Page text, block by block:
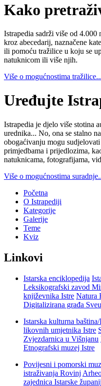
Kako
Istrapedia sadrži više od 4.000
kroz abecedarij, naznačene
ili pomoću tražilice u koju se
natuknicom ili više njih.
Više o mogućnostima tražilice...
Uređujte
Istrapedia je djelo više stotina
urednika... No, ona se stalno
obogaćivanju mogu
primjedbama i prijedlozima,
natuknicama, fotografijama,
Više o mogućnostima
Početna
O Istrapediji
Kategorije
Galerije
Teme
Kviz
Linkovi
Istarska enciklopedija
Leksikografski zavod
književnika Istre Natura
Digitalizirana građa
Istarska kulturna
likovnih umjetnika Istre
Zvjezdarnica u Višnjanu
Etnografski muzej Istre
Povijesni i pomorski
istraživanja Rovinj
zajednica Istarske